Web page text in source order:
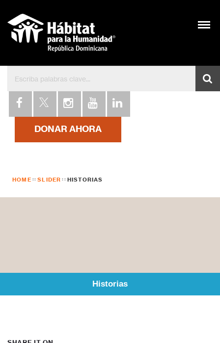
Bienvenidos a Hábitat
DONAR AHORA
HOME SLIDER HISTORIAS
Historias